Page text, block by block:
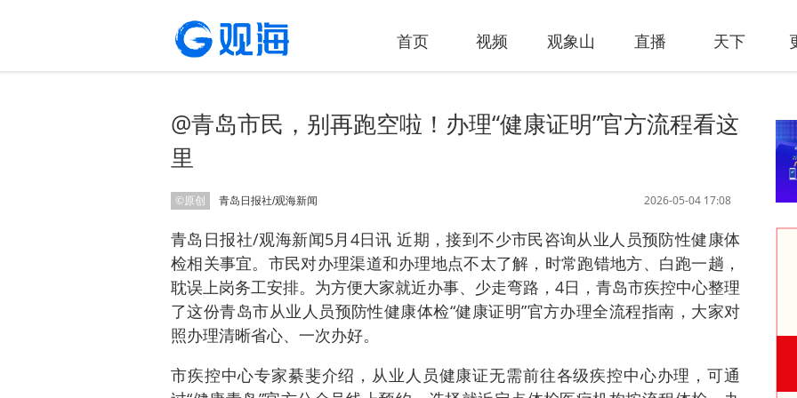
首页 视频 观象山 直播 天下
@青岛市民，别再跑空啦！办理“健康证明”官方流程看这
里
©原创 2026-05-04 17:08
青岛日报社/观海新闻
青岛日报社/观海新闻5月4日讯 近期，接到不少市民咨询从业人员预防性健康体
检相关事宜。市民对办理渠道和办理地点不太了解，时常跑错地方、白跑一趟，
耽误上岗务工安排。为方便大家就近办事、少走弯路，4日，青岛市疾控中心整理
了这份青岛市从业人员预防性健康体检“健康证明”官方办理全流程指南，大家对
照办理清晰省心、一次办好。
市疾控中心专家綦斐介绍，从业人员健康证无需前往各级疾控中心办理，可通